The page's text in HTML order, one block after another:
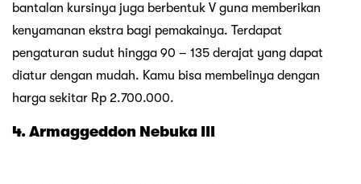
bantalan kursinya juga berbentuk V guna memberikan
kenyamanan ekstra bagi pemakainya. Terdapat
pengaturan sudut hingga 90 – 135 derajat yang dapat
diatur dengan mudah. Kamu bisa membelinya dengan
harga sekitar Rp 2.700.000.
4. Armaggeddon Nebuka III